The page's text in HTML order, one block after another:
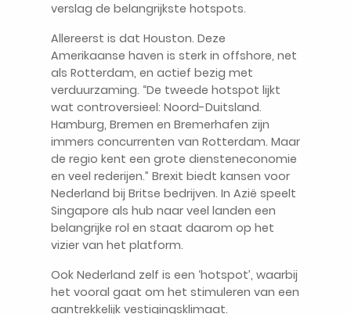
verslag de belangrijkste hotspots.
Allereerst is dat Houston. Deze
Amerikaanse haven is sterk in offshore, net
als Rotterdam, en actief bezig met
verduurzaming. “De tweede hotspot lijkt
wat controversieel: Noord-Duitsland.
Hamburg, Bremen en Bremerhafen zijn
immers concurrenten van Rotterdam. Maar
de regio kent een grote diensteneconomie
en veel rederijen.” Brexit biedt kansen voor
Nederland bij Britse bedrijven. In Azië speelt
Singapore als hub naar veel landen een
belangrijke rol en staat daarom op het
vizier van het platform.
Ook Nederland zelf is een ‘hotspot’, waarbij
het vooral gaat om het stimuleren van een
aantrekkelijk vestigingsklimaat.